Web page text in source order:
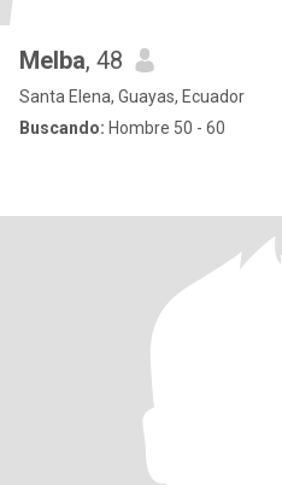
Melba, 48
Santa Elena, Guayas, Ecuador
Buscando: Hombre 50 - 60